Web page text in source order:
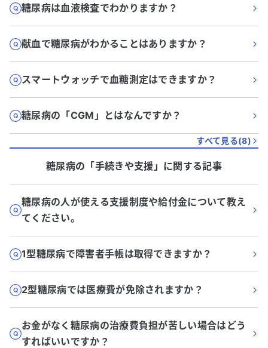
糖尿病は血液検査でわかりますか？
献血で糖尿病がわかることはありますか？
スマートウォッチで血糖測定はできますか？
糖尿病の「CGM」とはなんですか？
すべて見る(8)
糖尿病の「手続きや支援 」に関する記事
糖尿病の人が使える支援制度や給付金について教え
てください。
1型糖尿病で障害者手帳は取得できますか？
2型糖尿病では医療費が免除されますか？
お金がなく糖尿病の治療費負担が苦しい場合はどう
すればいいですか？